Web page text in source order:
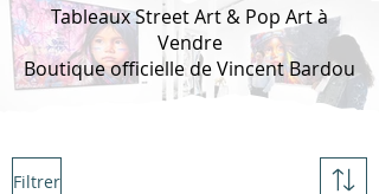
Tableaux Street Art & Pop Art à
Vendre
Boutique officielle de Vincent Bardou
Filtrer